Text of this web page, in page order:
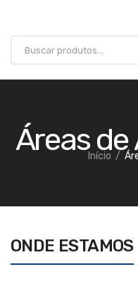
ÁreasInício
ONDE ESTAMOS